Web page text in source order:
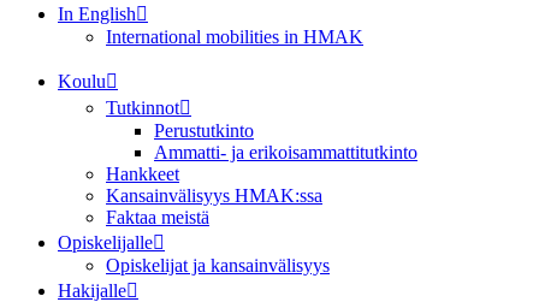
In English
International mobilities in HMAK
Koulu
Tutkinnot
Perustutkinto
Ammatti- ja erikoisammattitutkinto
Hankkeet
Kansainvälisyys HMAK:ssa
Faktaa meistä
Opiskelijalle
Opiskelijat ja kansainvälisyys
Hakijalle